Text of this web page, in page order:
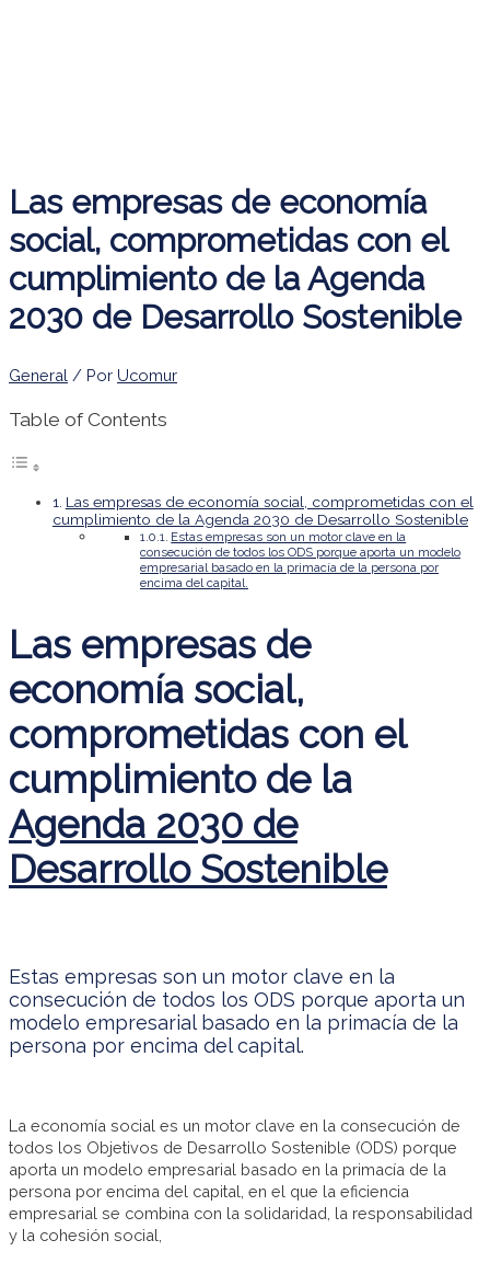
Las empresas de economía
social, comprometidas con el
cumplimiento de la Agenda
2030 de Desarrollo Sostenible
General / Por Ucomur
Table of Contents
Las empresas de economía social, comprometidas con el
cumplimiento de la Agenda 2030 de Desarrollo Sostenible
Estas empresas son un motor clave en la
consecución de todos los ODS porque aporta un modelo
empresarial basado en la primacía de la persona por
encima del capital.
Las empresas de
economía social,
comprometidas con el
cumplimiento de la
Agenda 2030 de
Desarrollo Sostenible
Estas empresas son un motor clave en la
consecución de todos los ODS porque aporta un
modelo empresarial basado en la primacía de la
persona por encima del capital.
La economía social es un motor clave en la consecución de
todos los Objetivos de Desarrollo Sostenible (ODS) porque
aporta un modelo empresarial basado en la primacía de la
persona por encima del capital, en el que la eficiencia
empresarial se combina con la solidaridad, la responsabilidad
y la cohesión social,